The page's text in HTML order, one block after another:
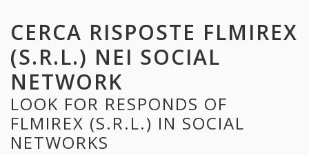
CERCA RISPOSTE FLMIREX
(S.R.L.) NEI SOCIAL
NETWORK
LOOK FOR RESPONDS OF
FLMIREX (S.R.L.) IN SOCIAL
NETWORKS